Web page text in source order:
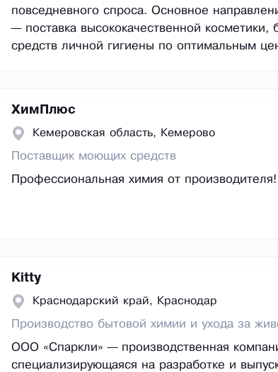
повседневного спроса. Основное
— поставка высококачественной косметики,
средств личной гигиены по оптимальным
ХимПлюс
Кемеровская область, Кемерово
Поставщик моющих средств
Профессиональная химия от производителя!
Kitty
Краснодарский край, Краснодар
Производство бытовой химии и ухода за
ООО «Спаркли» — производственная
специализирующаяся на разработке и